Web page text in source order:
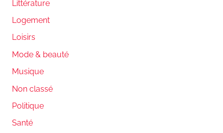
Littérature
Logement
Loisirs
Mode & beauté
Musique
Non classé
Politique
Santé